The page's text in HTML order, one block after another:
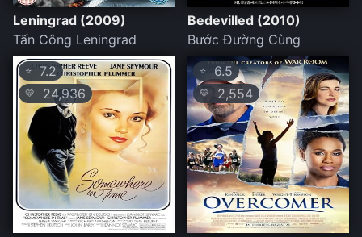
Leningrad (2009)
Tấn Công Leningrad
Bedevilled (2010)
Bước Đường Cùng
⭐ 7.2
💛 24,936
⭐ 6.5
💛 2,554